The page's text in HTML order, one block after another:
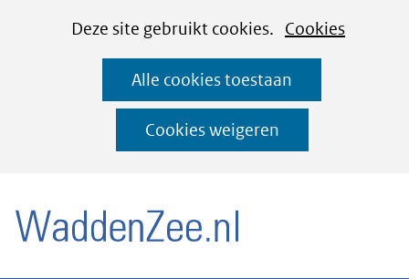
CookiesDeze site gebruikt cookies. Cookies
deze
Alle cookies toestaan
Cookies weigeren
Ga
naar
de
inhoud